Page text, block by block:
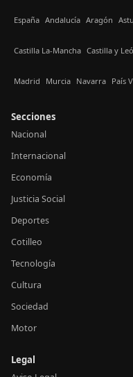
España Andalucía Aragón
Castilla La-Mancha Castilla y
Madrid Murcia Navarra País
Secciones
Nacional
Internacional
Economía
Justicia Social
Deportes
Cotilleo
Tecnología
Cultura
Sociedad
Motor
Legal